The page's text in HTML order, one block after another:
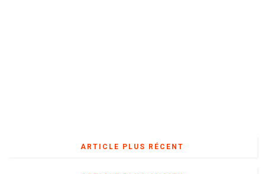
ARTICLE PLUS RÉCENT